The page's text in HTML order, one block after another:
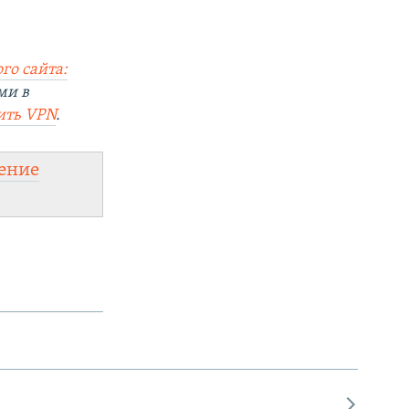
сайта:
в
VPN.